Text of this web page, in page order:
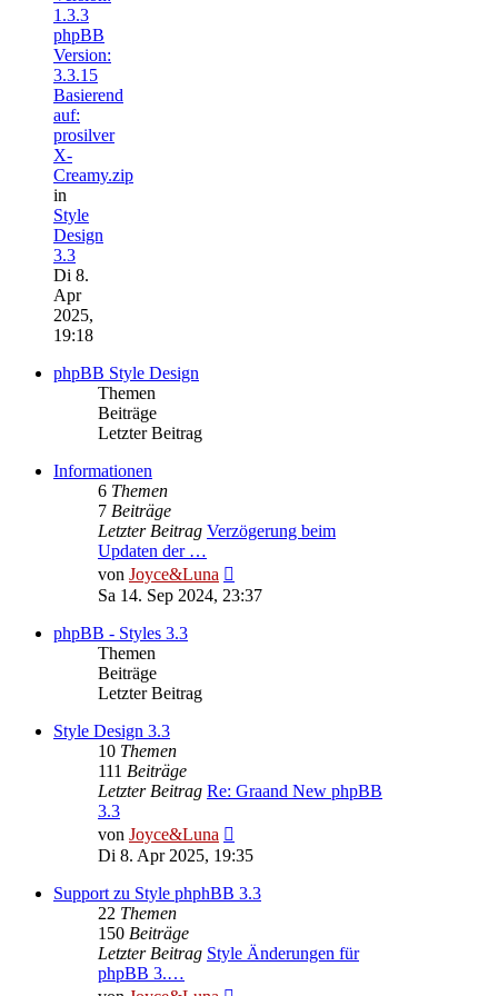
1.3.3
phpBB
Version:
3.3.15
Basierend
auf:
prosilver
X-
Creamy.zip
in
Style
Design
3.3
Di 8.
Apr
2025,
19:18
phpBB Style Design
Themen
Beiträge
Letzter Beitrag
Informationen
6 Themen
7 Beiträge
Letzter Beitrag Verzögerung beim
Updaten der …
von Joyce&Luna
Beitrag
Sa 14. Sep 2024, 23:37
phpBB - Styles 3.3
Themen
Beiträge
Letzter Beitrag
Style Design 3.3
10 Themen
111 Beiträge
Letzter Beitrag Re: Graand New phpBB
3.3
von Joyce&Luna
Beitrag
Di 8. Apr 2025, 19:35
Support zu Style phphBB 3.3
22 Themen
150 Beiträge
Letzter Beitrag Style Änderungen für
phpBB 3.…